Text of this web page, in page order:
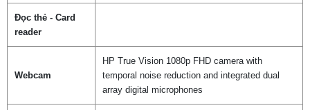
Đọc thẻ - Card
reader
Webcam
HP True Vision 1080p FHD camera with
temporal noise reduction and integrated dual
array digital microphones